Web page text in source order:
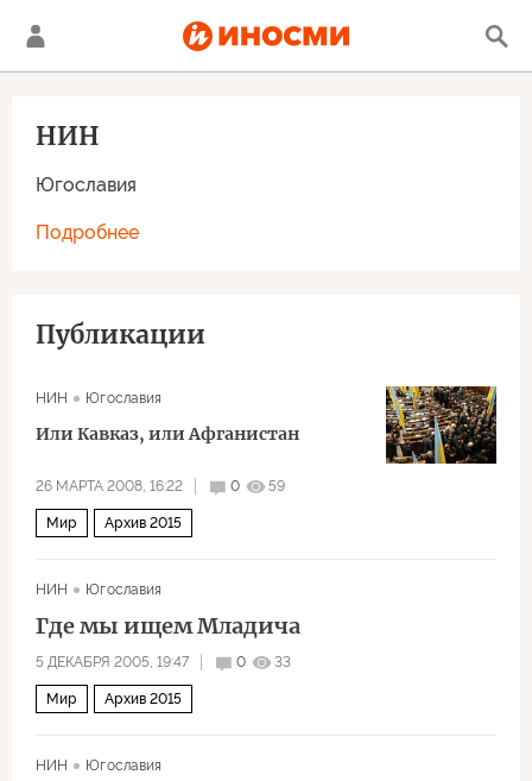
Югославия
НИН
Подробнее
Публикации
НИН Югославия
Или Кавказ, или Афганистан
26 МАРТА 2008, 16:22 0 59
Мир Архив 2015
НИН Югославия
Где мы ищем Младича
5 ДЕКАБРЯ 2005, 19:47 0 33
Мир Архив 2015
НИН Югославия